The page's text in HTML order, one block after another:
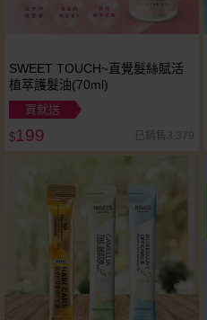
SWEET TOUCH~直覺髮絲賦活
植萃護髮油(70ml)
買就送
$199 已銷售3,379